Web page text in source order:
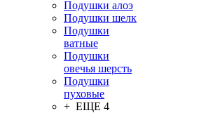
Подушки алоэ
Подушки шелк
Подушки
ватные
Подушки
овечья шерсть
Подушки
пуховые
+ ЕЩЕ 4